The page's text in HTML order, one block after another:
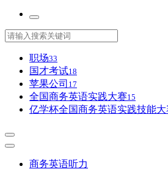
职场33
国才考试18
苹果公司 17
全国商务英语实践大赛15
亿学杯全国商务英语实践技能大
商务英语听力